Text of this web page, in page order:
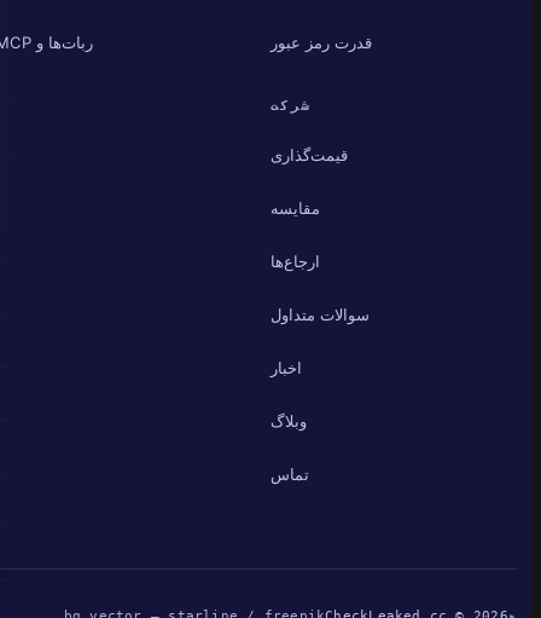
قدرت رمز عبور ربات‌ها و MCP
شرکت
قیمت‌گذاری
مقایسه
ارجاع‌ها
سوالات متداول
اخبار
وبلاگ
تماس